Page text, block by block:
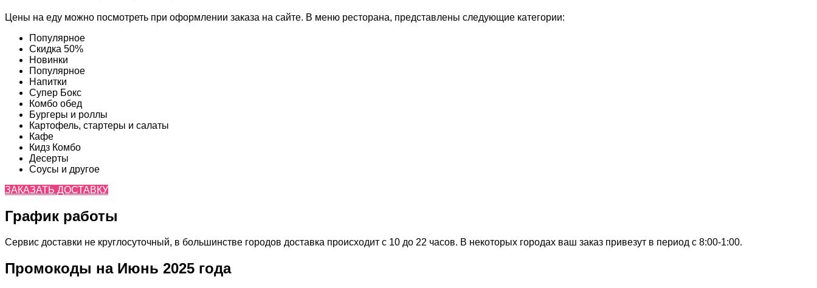
Цены на еду можно посмотреть при оформлении заказа на сайте. В меню ресторана, представлены следующие категории:
Популярное
Скидка 50%
Новинки
Популярное
Напитки
Супер Бокс
Комбо обед
Бургеры и роллы
Картофель, стартеры и салаты
Кафе
Кидз Комбо
Десерты
Соусы и другое
ЗАКАЗАТЬ ДОСТАВКУ
График работы
Сервис доставки не круглосуточный, в большинстве городов доставка происходит с 10 до 22 часов. В некоторых городах ваш заказ привезут в период с 8:00-1:00.
Промокоды на Июнь 2025 года